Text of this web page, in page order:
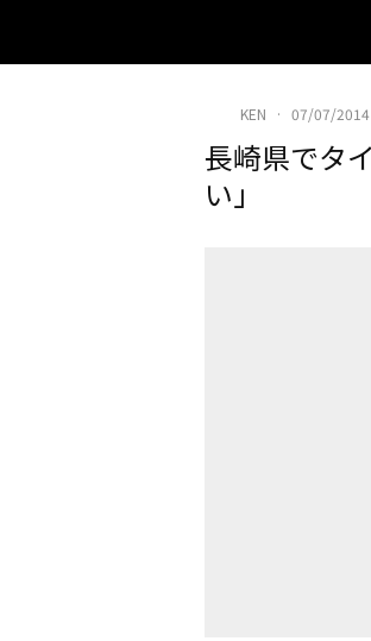
KEN · 07/07/2014
長崎県でタ
い」